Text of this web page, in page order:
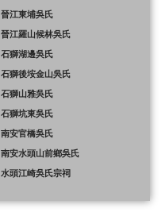
晉江東埔吳氏
晉江羅山候林吳氏
石獅湖邊吳氏
石獅後垵金山吳氏
石獅山雅吳氏
石獅坑東吳氏
南安官橋吳氏
南安水頭山前鄉吳氏
水頭江崎吳氏宗祠